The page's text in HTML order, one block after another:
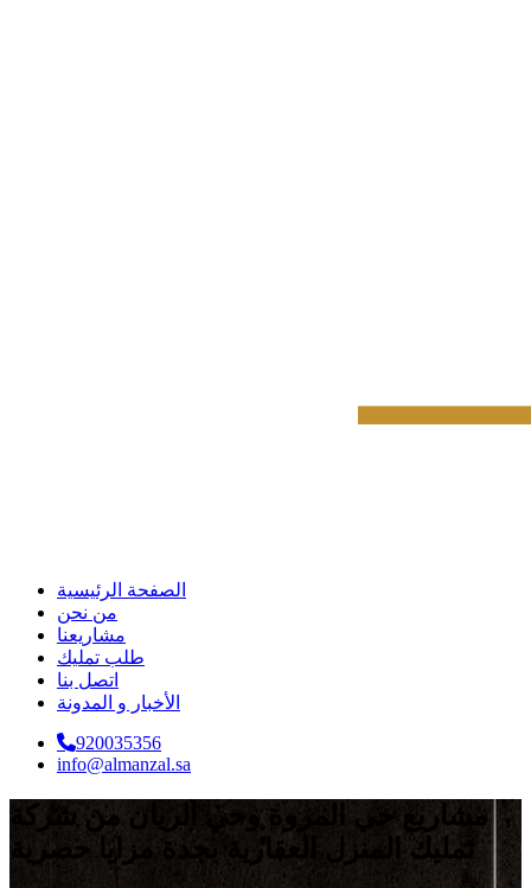
الصفحة الرئيسية
من نحن
مشاريعنا
طلب تمليك
اتصل بنا
الأخبار و المدونة
920035356
info@almanzal.sa
مشاريع حي المروة وحي الريان من شركة
تمليك المنزل العقارية بجدة مزايا حصرية